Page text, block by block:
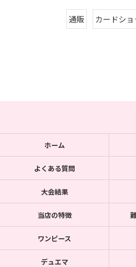
通販 カードシ
ホーム
よくある質問
大会結果
当店の特徴
ワンピース
デュエマ